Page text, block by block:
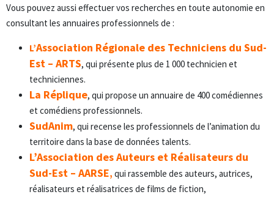
Vous pouvez aussi effectuer vos recherches en toute autonomie en
consultant les annuaires professionnels de :
L’Association Régionale des Techniciens du Sud-
Est – ARTS, qui présente plus de 1 000 technicien et
techniciennes.
La Réplique, qui propose un annuaire de 400 comédiennes
et comédiens professionnels.
SudAnim, qui recense les professionnels de l’animation du
territoire dans la base de données talents.
L’Association des Auteurs et Réalisateurs du
Sud-Est – AARSE, qui rassemble des auteurs, autrices,
réalisateurs et réalisatrices de films de fiction,